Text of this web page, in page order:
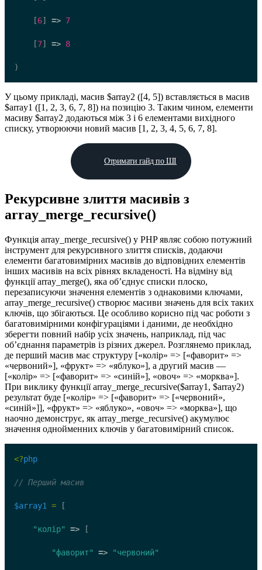
[6] => 7
[7] => 8
)
У цьому прикладі, масив $array2 ([4, 5]) вставляється в масив
$array1 ([1, 2, 3, 6, 7, 8]) на позицію 3. Таким чином, елементи
масиву $array2 додаються між 3 і 6 елементами вихідного
списку, утворюючи новий масив [1, 2, 3, 4, 5, 6, 7, 8].
Отримати гайд по ШІ
Рекурсивне злиття масивів з
array_merge_recursive()
Функція array_merge_recursive() у PHP являє собою потужний
інструмент для рекурсивного злиття списків, додаючи
елементи багатовимірних масивів до відповідних елементів
інших масивів на всіх рівнях вкладеності. На відміну від
функції array_merge(), яка об’єднує списки плоско,
перезаписуючи значення елементів з однаковими ключами,
array_merge_recursive() створює масиви значень для всіх таких
ключів, що збігаються. Це особливо корисно під час роботи з
багатовимірними конфігураціями і даними, де необхідно
зберегти повний набір усіх значень, наприклад, під час
об’єднання параметрів із різних джерел. Розглянемо приклад,
де перший масив має структуру [«колір» => [«фаворит» =>
«червоний»], «фрукт» => «яблуко»], а другий масив —
[«колір» => [«фаворит» => «синій»], «овоч» => «морква»].
При виклику функції array_merge_recursive($array1, $array2)
результат буде [«колір» => [«фаворит» => [«червоний»,
«синій»]], «фрукт» => «яблуко», «овоч» => «морква»], що
наочно демонструє, як array_merge_recursive() акумулює
значення однойменних ключів у багатовимірний список.
<?php
// Перший масив
$array1 = [
"колір" => [
"фаворит" => "червоний"